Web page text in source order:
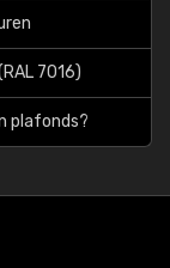
7016)
plafonds?